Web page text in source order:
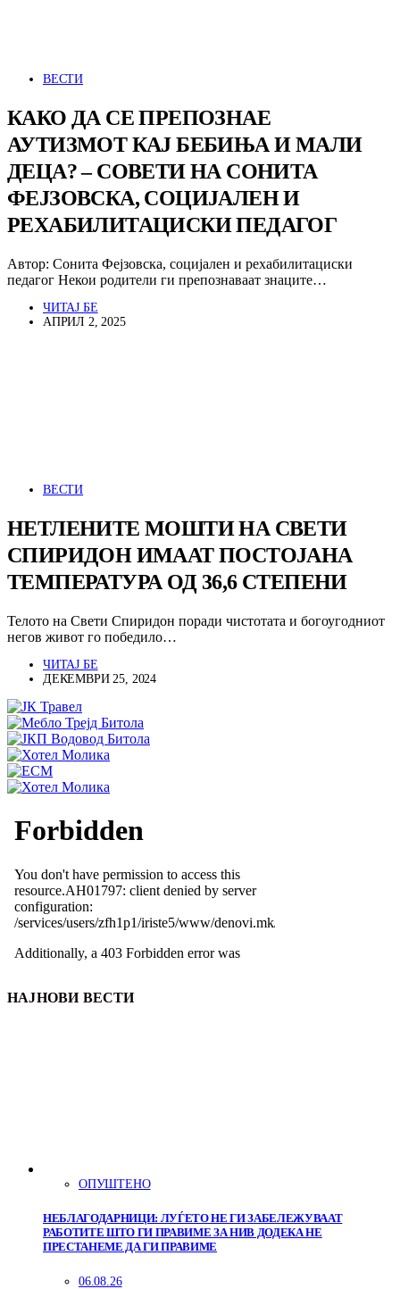
ВЕСТИ
КАКО ДА СЕ ПРЕПОЗНАЕ
АУТИЗМОТ КАЈ БЕБИЊА И МАЛИ
ДЕЦА? – СОВЕТИ НА СОНИТА
ФЕЈЗОВСКА, СОЦИЈАЛЕН И
РЕХАБИЛИТАЦИСКИ ПЕДАГОГ
Автор: Сонита Фејзовска, социјален и рехабилитациски
педагог Некои родители ги препознаваат знаците…
ЧИТАЈ БЕ
АПРИЛ 2, 2025
ВЕСТИ
НЕТЛЕНИТЕ МОШТИ НА СВЕТИ
СПИРИДОН ИМААТ ПОСТОЈАНА
ТЕМПЕРАТУРА ОД 36,6 СТЕПЕНИ
Телото на Свети Спиридон поради чистотата и богоугодниот
негов живот го победило…
ЧИТАЈ БЕ
ДЕКЕМВРИ 25, 2024
НАЈНОВИ ВЕСТИ
ОПУШТЕНО
НЕБЛАГОДАРНИЦИ: ЛУЃЕТО НЕ ГИ ЗАБЕЛЕЖУВААТ
РАБОТИТЕ ШТО ГИ ПРАВИМЕ ЗА НИВ ДОДЕКА НЕ
ПРЕСТАНЕМЕ ДА ГИ ПРАВИМЕ
06.08.26